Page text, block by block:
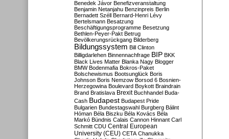
Benedek Jávor Benefizveranstaltung
Benjamin Netanjahu Benzinpreis Berlin
Bernadett Széll Bernard-Henri Lévy
Bertelsmann Besatzung
Beschäftigungsprogramme Besetzung
Bethlen-Peyer-Pakt Betrug
Bevölkerungsrückgang Bilderberg
Bildungssystem Bill Clinton
Billigdarlehen Binnennachfrage BIP BKK
Black Lives Matter Blanka Nagy Blogger
BMW Bodenmafia Bokros-Paket
Bolschewismus Bootsunglück Boris
Johnson Boris Nemzow Borsod 6 Bosnien-
Herzegowina Boulevard Boykott Braindrain
Brand Bratislava Brexit Buchhandel Buda-
Cash Budapest Budapest Pride
Bulgarien Bundestagswahl Burgberg Bálint
Hóman Béla Biszku Béla Kovács Béla
Markó Bündnis Calais Cannon Hinnant Carl
Schmitt CDU Central European
University (CEU) CETA Chanukka